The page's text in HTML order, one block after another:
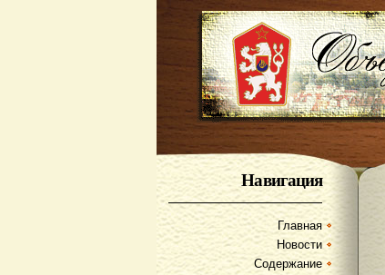
Навигация
Главная
Новости
Содержание